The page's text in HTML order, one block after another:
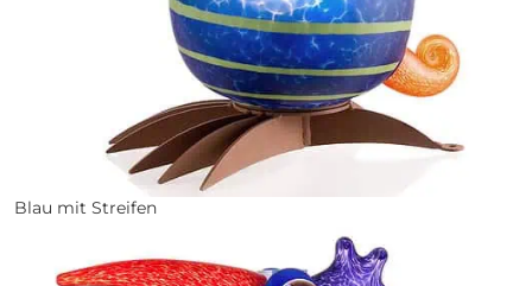
Blau mit Streifen